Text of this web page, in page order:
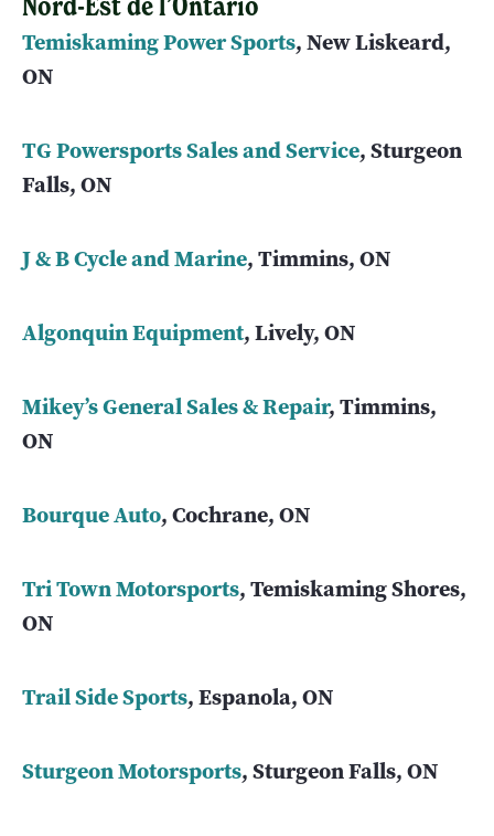
Temiskaming Power Sports, New Liskeard,
ON
TG Powersports Sales and Service, Sturgeon
Falls, ON
J & B Cycle and Marine, Timmins, ON
Algonquin Equipment, Lively, ON
Mikey’s General Sales & Repair, Timmins,
ON
Bourque Auto, Cochrane, ON
Tri Town Motorsports, Temiskaming Shores,
ON
Trail Side Sports, Espanola, ON
Sturgeon Motorsports, Sturgeon Falls, ON